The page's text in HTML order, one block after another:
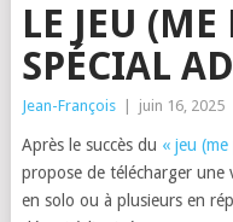
LE JEU (ME
SPÉCIAL
Jean-François juin 16, 2025
Après le succès du « jeu
propose de télécharger
en solo ou à plusieurs en